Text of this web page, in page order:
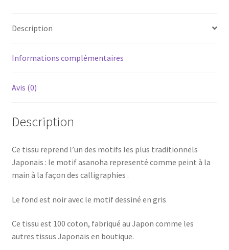
Description
Informations complémentaires
Avis (0)
Description
Ce tissu reprend l’un des motifs les plus traditionnels
Japonais : le motif asanoha representé comme peint à la
main à la façon des calligraphies .
Le fond est noir avec le motif dessiné en gris
Ce tissu est 100 coton, fabriqué au Japon comme les
autres tissus Japonais en boutique.